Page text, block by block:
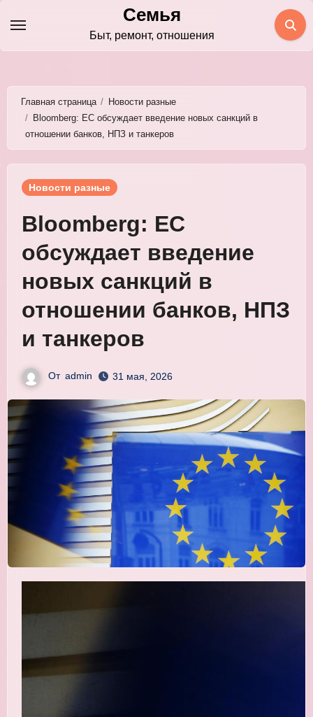
содержимому
Семья
Быт, ремонт, отношения
Главная страница
Новости разные
Bloomberg: ЕС обсуждает введение новых санкций в
отношении банков, НПЗ и танкеров
Новости разные
Bloomberg: ЕС
обсуждает введение
новых санкций в
отношении банков, НПЗ
и танкеров
От admin 31 мая, 2026